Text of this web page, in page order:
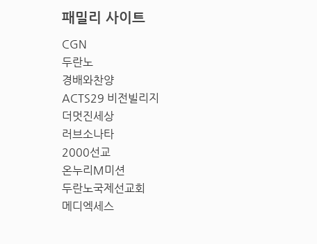
패밀리 사이트
CGN
두란노
경배와찬양
ACTS29 비전빌리지
더멋진세상
러브소나타
2000선교
온누리M미션
두란노국제선교회
메디엑세스